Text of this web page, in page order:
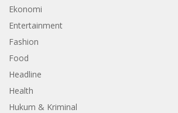
Ekonomi
Entertainment
Fashion
Food
Headline
Health
Hukum & Kriminal